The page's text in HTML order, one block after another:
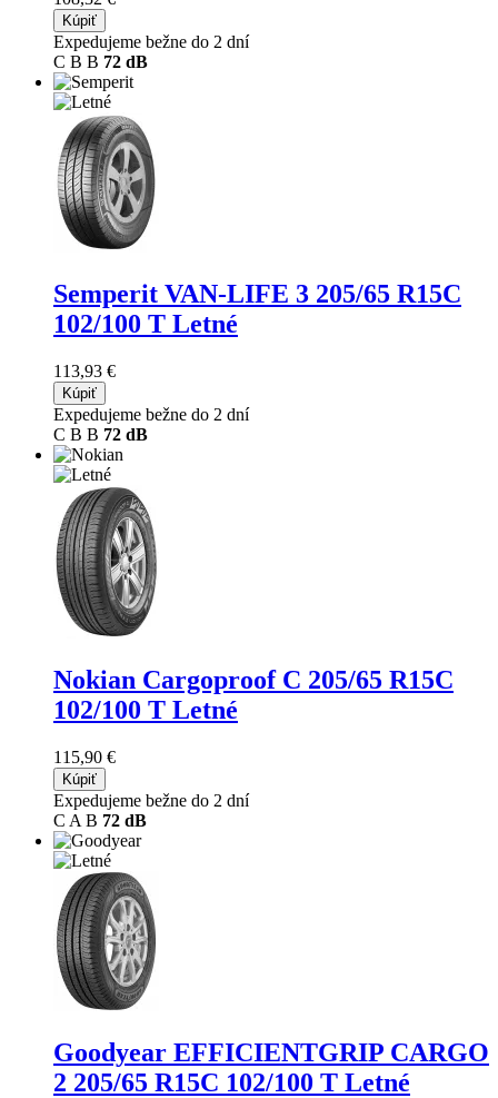
Kúpiť
Expedujeme bežne do 2 dní
C B B 72 dB
Semperit VAN-LIFE 3 205/65 R15C
102/100 T Letné
113,93 €
Kúpiť
Expedujeme bežne do 2 dní
C B B 72 dB
Nokian Cargoproof C 205/65 R15C
102/100 T Letné
115,90 €
Kúpiť
Expedujeme bežne do 2 dní
C A B 72 dB
Goodyear EFFICIENTGRIP CARGO
2 205/65 R15C 102/100 T Letné